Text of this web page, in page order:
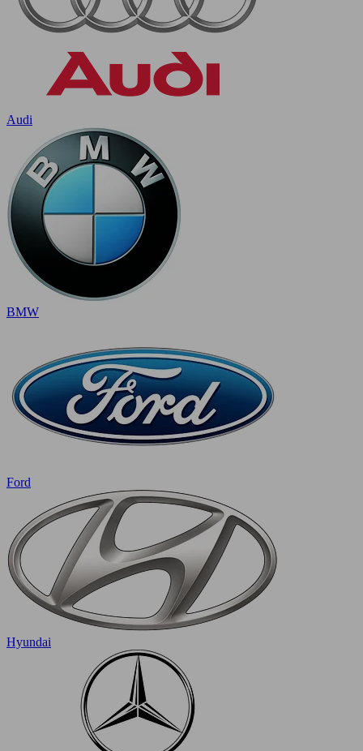
Audi
BMW
Ford
Hyundai